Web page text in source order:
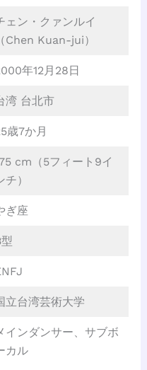
ェン・クァンルイ
（Chen Kuan-jui）
年12月28日
湾 台北市
歳7か月
cm（5フィート9イ
チ）
ぎ座
立台湾芸術大学
インダンサー、サブボ
カル